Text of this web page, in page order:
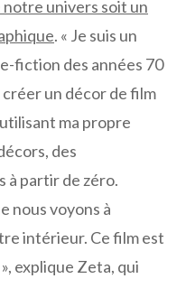
univers soit un
. « Je suis un
fiction des années 70
créer un décor de film
ma propre
des
à partir de zéro.
nous voyons à
intérieur. Ce film est
explique Zeta, qui